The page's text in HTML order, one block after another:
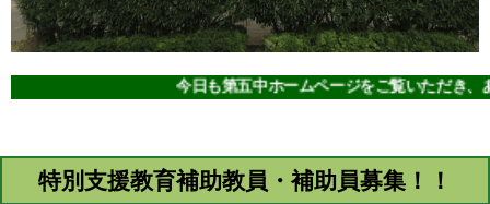
今日も第五中ホームページをご覧いただき、あり
特別支援教育補助教員・補助員募集！！